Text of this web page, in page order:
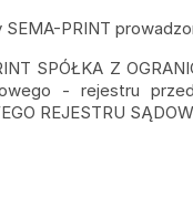
PRINT
SPÓŁKA Z
- rejestru
REJESTRU